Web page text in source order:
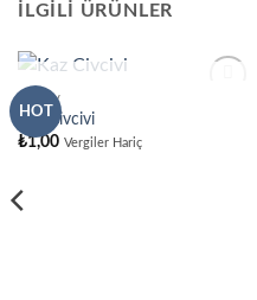
İLGILI ÜRÜNLER
HOT
CIVCIV
Kaz Civcivi
₺1,00 Vergiler Hariç